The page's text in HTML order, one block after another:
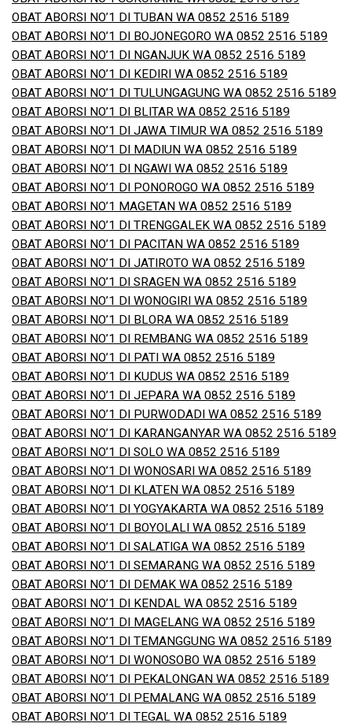
OBAT ABORSI NO’1 DI TUBAN WA 0852 2516 5189
OBAT ABORSI NO’1 DI BOJONEGORO WA 0852 2516 5189
OBAT ABORSI NO’1 DI NGANJUK WA 0852 2516 5189
OBAT ABORSI NO’1 DI KEDIRI WA 0852 2516 5189
OBAT ABORSI NO’1 DI TULUNGAGUNG WA 0852 2516 5189
OBAT ABORSI NO’1 DI BLITAR WA 0852 2516 5189
OBAT ABORSI NO’1 DI JAWA TIMUR WA 0852 2516 5189
OBAT ABORSI NO’1 DI MADIUN WA 0852 2516 5189
OBAT ABORSI NO’1 DI NGAWI WA 0852 2516 5189
OBAT ABORSI NO’1 DI PONOROGO WA 0852 2516 5189
OBAT ABORSI NO’1 MAGETAN WA 0852 2516 5189
OBAT ABORSI NO’1 DI TRENGGALEK WA 0852 2516 5189
OBAT ABORSI NO’1 DI PACITAN WA 0852 2516 5189
OBAT ABORSI NO’1 DI JATIROTO WA 0852 2516 5189
OBAT ABORSI NO’1 DI SRAGEN WA 0852 2516 5189
OBAT ABORSI NO’1 DI WONOGIRI WA 0852 2516 5189
OBAT ABORSI NO’1 DI BLORA WA 0852 2516 5189
OBAT ABORSI NO’1 DI REMBANG WA 0852 2516 5189
OBAT ABORSI NO’1 DI PATI WA 0852 2516 5189
OBAT ABORSI NO’1 DI KUDUS WA 0852 2516 5189
OBAT ABORSI NO’1 DI JEPARA WA 0852 2516 5189
OBAT ABORSI NO’1 DI PURWODADI WA 0852 2516 5189
OBAT ABORSI NO’1 DI KARANGANYAR WA 0852 2516 5189
OBAT ABORSI NO’1 DI SOLO WA 0852 2516 5189
OBAT ABORSI NO’1 DI WONOSARI WA 0852 2516 5189
OBAT ABORSI NO’1 DI KLATEN WA 0852 2516 5189
OBAT ABORSI NO’1 DI YOGYAKARTA WA 0852 2516 5189
OBAT ABORSI NO’1 DI BOYOLALI WA 0852 2516 5189
OBAT ABORSI NO’1 DI SALATIGA WA 0852 2516 5189
OBAT ABORSI NO’1 DI SEMARANG WA 0852 2516 5189
OBAT ABORSI NO’1 DI DEMAK WA 0852 2516 5189
OBAT ABORSI NO’1 DI KENDAL WA 0852 2516 5189
OBAT ABORSI NO’1 DI MAGELANG WA 0852 2516 5189
OBAT ABORSI NO’1 DI TEMANGGUNG WA 0852 2516 5189
OBAT ABORSI NO’1 DI WONOSOBO WA 0852 2516 5189
OBAT ABORSI NO’1 DI PEKALONGAN WA 0852 2516 5189
OBAT ABORSI NO’1 DI PEMALANG WA 0852 2516 5189
OBAT ABORSI NO’1 DI TEGAL WA 0852 2516 5189